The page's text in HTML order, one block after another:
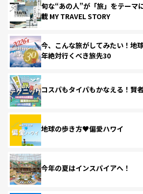
旬な“あの人”が「旅」をテーマ
載 MY TRAVEL STORY
今、こんな旅がしてみたい！地
年絶対行くべき旅先30
コスパもタイパもかなえる！賢
地球の歩き方♥偏愛ハワイ
今年の夏はインスパイアへ！